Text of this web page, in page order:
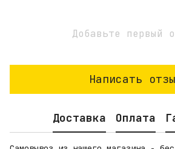
Добавьте первый
Написать
Доставка Оплата